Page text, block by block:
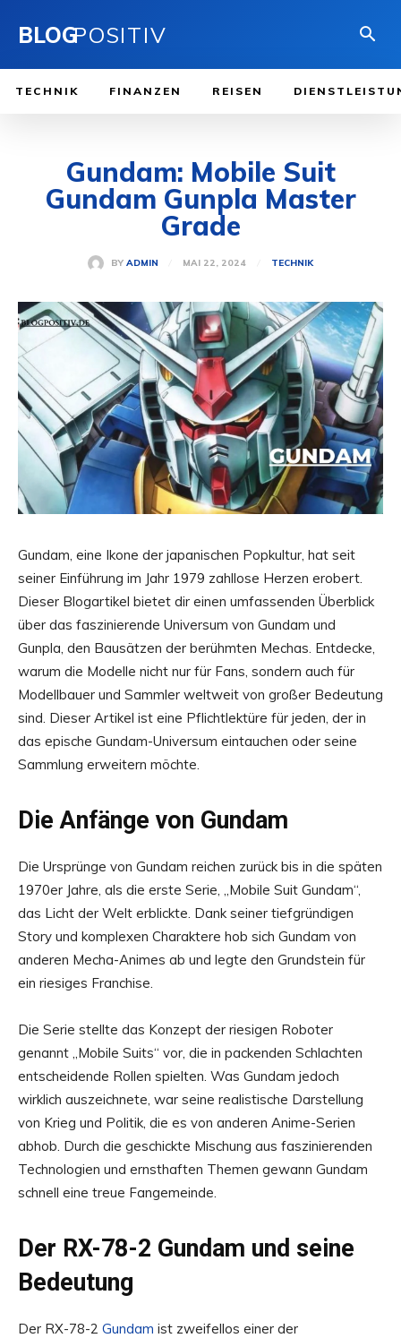
BLOGPOSITIV
TECHNIK FINANZEN REISEN
Gundam: Mobile Suit
Gundam Gunpla Master
Grade
BY ADMIN MAI 22, 2024 TECHNIK
Gundam, eine Ikone der japanischen Popkultur, hat seit
seiner Einführung im Jahr 1979 zahllose Herzen erobert.
Dieser Blogartikel bietet dir einen umfassenden Überblick
über das faszinierende Universum von Gundam und
Gunpla, den Bausätzen der berühmten Mechas. Entdecke,
warum die Modelle nicht nur für Fans, sondern auch für
Modellbauer und Sammler weltweit von großer Bedeutung
sind. Dieser Artikel ist eine Pflichtlektüre für jeden, der in
das epische Gundam-Universum eintauchen oder seine
Sammlung erweitern möchte.
Die Anfänge von Gundam
Die Ursprünge von Gundam reichen zurück bis in die späten
1970er Jahre, als die erste Serie, „Mobile Suit Gundam“,
das Licht der Welt erblickte. Dank seiner tiefgründigen
Story und komplexen Charaktere hob sich Gundam von
anderen Mecha-Animes ab und legte den Grundstein für
ein riesiges Franchise.
Die Serie stellte das Konzept der riesigen Roboter
genannt „Mobile Suits“ vor, die in packenden Schlachten
entscheidende Rollen spielten. Was Gundam jedoch
wirklich auszeichnete, war seine realistische Darstellung
von Krieg und Politik, die es von anderen Anime-Serien
abhob. Durch die geschickte Mischung aus faszinierenden
Technologien und ernsthaften Themen gewann Gundam
schnell eine treue Fangemeinde.
Der RX-78-2 Gundam und seine
Bedeutung
Der RX-78-2 Gundam ist zweifellos einer der